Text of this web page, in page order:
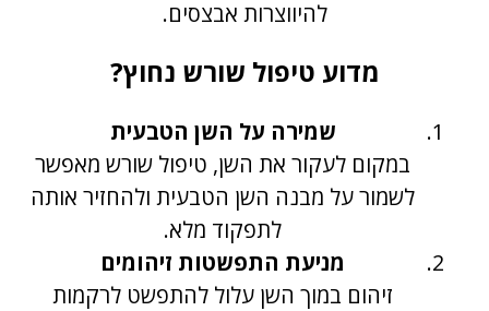
להיווצרות אבצסים.
מדוע טיפול שורש נחוץ?
שמירה על השן הטבעית
במקום לעקור את השן, טיפול שורש מאפשר
לשמור על מבנה השן הטבעית ולהחזיר אותה
לתפקוד מלא.
מניעת התפשטות זיהומים
זיהום במוך השן עלול להתפשט לרקמות